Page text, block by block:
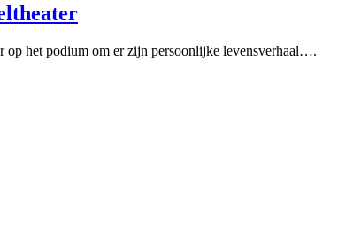
op het podium om er zijn persoonlijke levensverhaal….